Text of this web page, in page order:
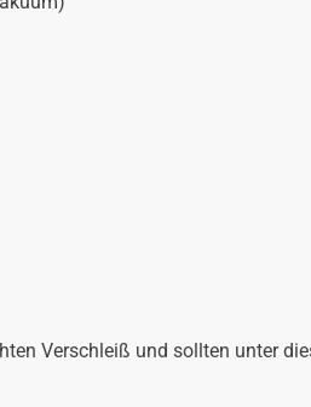
Verschleiß und sollten unter